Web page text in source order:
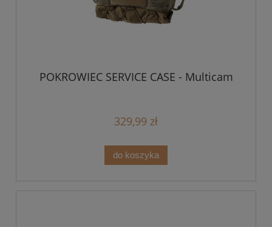
POKROWIEC SERVICE CASE - Multicam
329,99 zł
do koszyka